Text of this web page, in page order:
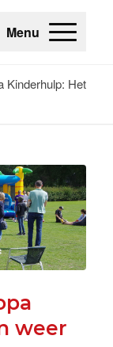
Menu
Kinderhulp: Het
weer